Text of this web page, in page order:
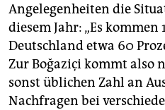
Angelegenheiten die
diesem Jahr: „Es kommen
Deutschland etwa 60
Zur Boğaziçi kommt also
sonst üblichen Zahl an
Nachfragen bei